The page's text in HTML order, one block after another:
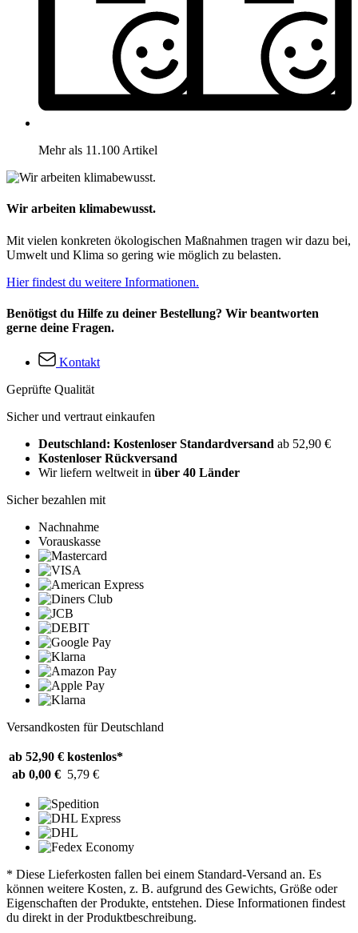
Mehr als 11.100 Artikel
Wir arbeiten klimabewusst.
Mit vielen konkreten ökologischen Maßnahmen tragen wir dazu bei,
Umwelt und Klima so gering wie möglich zu belasten.
Hier findest du weitere Informationen.
Benötigst du Hilfe zu deiner Bestellung? Wir beantworten
gerne deine Fragen.
Kontakt
Geprüfte Qualität
Sicher und vertraut einkaufen
Deutschland: Kostenloser Standardversand ab 52,90 €
Kostenloser Rückversand
Wir liefern weltweit in über 40 Länder
Sicher bezahlen mit
Nachnahme
Vorauskasse
Versandkosten für Deutschland
ab 52,90 € kostenlos*
ab 0,00 € 5,79 €
* Diese Lieferkosten fallen bei einem Standard-Versand an. Es
können weitere Kosten, z. B. aufgrund des Gewichts, Größe oder
Eigenschaften der Produkte, entstehen. Diese Informationen findest
du direkt in der Produktbeschreibung.